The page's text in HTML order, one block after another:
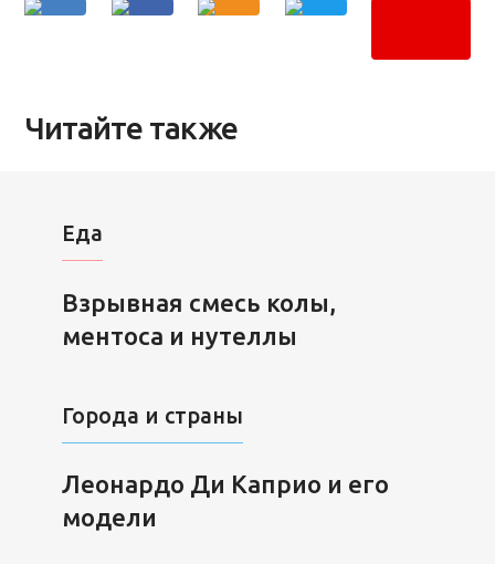
Читайте также
Еда
Взрывная смесь колы,
ментоса и нутеллы
Города и страны
Леонардо Ди Каприо и его
модели